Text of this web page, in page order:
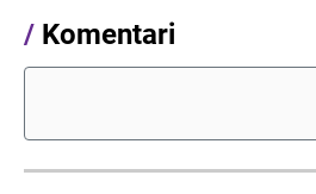
/ Komentari